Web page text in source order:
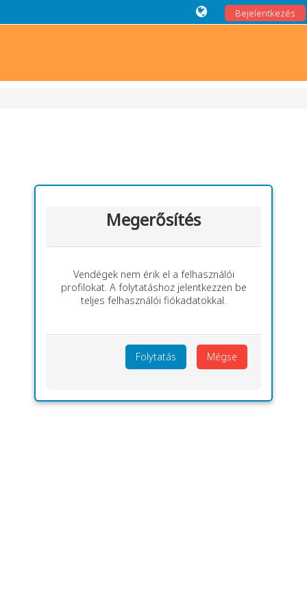
Bejelentkezés
Megerősítés
Vendégek nem érik el a felhasználói
profilokat. A folytatáshoz jelentkezzen be
teljes felhasználói fiókadatokkal.